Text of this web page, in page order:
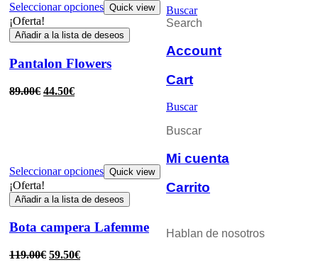
Seleccionar opciones Quick view
¡Oferta!
Añadir a la lista de deseos
Pantalon Flowers
89.00€ 44.50€
Seleccionar opciones Quick view
¡Oferta!
Añadir a la lista de deseos
Bota campera Lafemme
119.00€ 59.50€
Buscar
Search
Account
Cart
Buscar
Buscar
Mi cuenta
Carrito
Hablan de nosotros